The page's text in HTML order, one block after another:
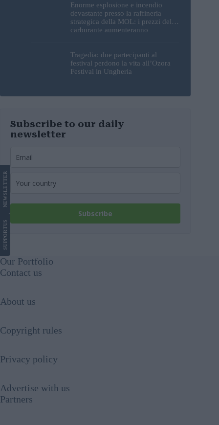
Enorme esplosione e incendio
devastante presso la raffineria
strategica della MOL: i prezzi del
carburante aumenteranno
Tragedia: due partecipanti al
festival perdono la vita all’Ozora
Festival in Ungheria
Subscribe to our daily
newsletter
Subscribe
SUPPORT
US
NEWS
LETTER
Our Portfolio
Contact us
About us
Copyright rules
Privacy policy
Advertise with us
Partners